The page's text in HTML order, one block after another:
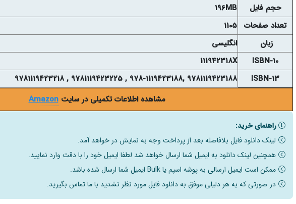
حجم فايل
196MB
تعداد صفحات
1105
زبان
انگلیسی
ISBN-10
111942318X
ISBN-13
9781119423188 ,978-1119423188 , 9781119423225 , 9781119423218
مشاهده اطلاعات تکمیلی در سایتAmazon
راهنمای خرید:
لینک دانلود فایل بلافاصله بعد از پرداخت وجه به نمایش در خواهد آمد.
همچنین لینک دانلود به ایمیل شما ارسال خواهد شد لطفا ایمیل خود را با دقت وارد نمایید.
ممکن است ایمیل ارسالی به پوشه اسپم یا Bulk ایمیل شما ارسال شده باشد.
در صورتی که به هر دلیلی موفق به دانلود فایل مورد نظر نشدید با ما تماس بگیرید.